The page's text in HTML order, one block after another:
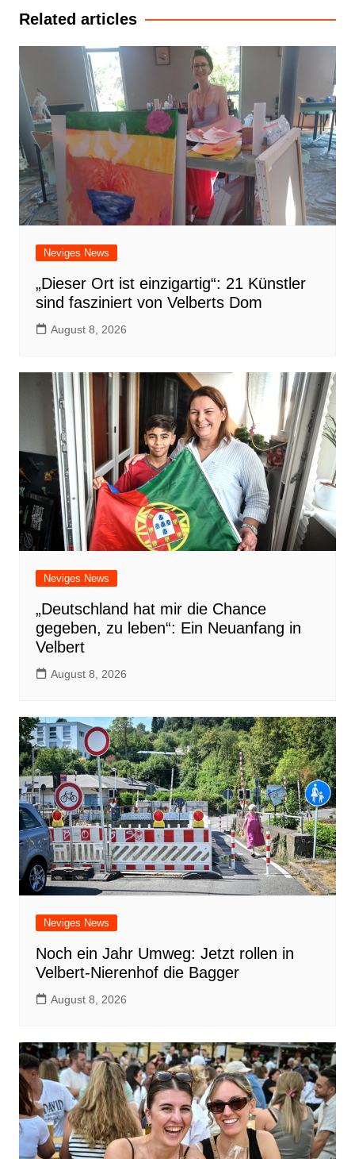
Related articles
Neviges News
„Dieser Ort ist einzigartig“: 21 Künstler
sind fasziniert von Velberts Dom
August 8, 2026
Neviges News
„Deutschland hat mir die Chance
gegeben, zu leben“: Ein Neuanfang in
Velbert
August 8, 2026
Neviges News
Noch ein Jahr Umweg: Jetzt rollen in
Velbert-Nierenhof die Bagger
August 8, 2026